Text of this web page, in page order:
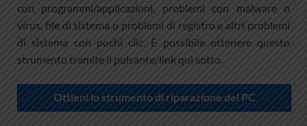
con programmi/applicazioni, problemi con malware o
virus, file di sistema o problemi di registro e altri problemi
di sistema con pochi clic. È possibile ottenere questo
strumento tramite il pulsante/link qui sotto.
Ottieni lo strumento di riparazione del PC